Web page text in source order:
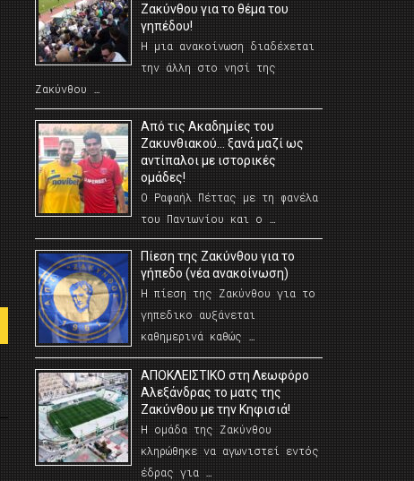
Ζακύνθου για το θέμα του
γηπέδου!
Η μια ανακοίνωση διαδέχεται
την άλλη στο νησί της
Ζακύνθου …
Από τις Ακαδημίες του
Ζακυνθιακού… ξανά μαζί ως
αντίπαλοι με ιστορικές
ομάδες!
Ο Ραφαήλ Πέττας με τη φανέλα
του Πανιωνίου και ο …
Πίεση της Ζακύνθου για το
γήπεδο (νέα ανακοίνωση)
Η πίεση της Ζακύνθου για το
γηπεδικο αυξάνεται
καθημερινά καθώς …
AΠΟΚΛΕΙΣΤΙΚΟ στη Λεωφόρο
Αλεξάνδρας το ματς της
Ζακύνθου με την Κηφισιά!
Η ομάδα της Ζακύνθου
κληρώθηκε να αγωνιστεί εντός
έδρας για …